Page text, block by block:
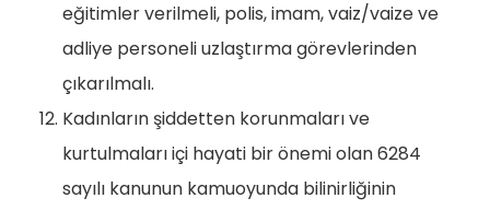
eğitimler verilmeli, polis, imam, vaiz/vaize ve
adliye personeli uzlaştırma görevlerinden
çıkarılmalı.
Kadınların şiddetten korunmaları ve
kurtulmaları içi hayati bir önemi olan 6284
sayılı kanunun kamuoyunda bilinirliğinin